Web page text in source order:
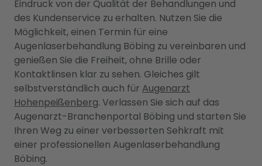
Eindruck von der Qualität der Behandlungen und
des Kundenservice zu erhalten. Nutzen Sie die
Möglichkeit, einen Termin für eine
Augenlaserbehandlung Böbing zu vereinbaren und
genießen Sie die Freiheit, ohne Brille oder
Kontaktlinsen klar zu sehen. Gleiches gilt
selbstverständlich auch für Augenarzt
Hohenpeißenberg. Verlassen Sie sich auf das
Augenarzt-Branchenportal Böbing und starten Sie
Ihren Weg zu einer verbesserten Sehkraft mit
einer professionellen Augenlaserbehandlung
Böbing.